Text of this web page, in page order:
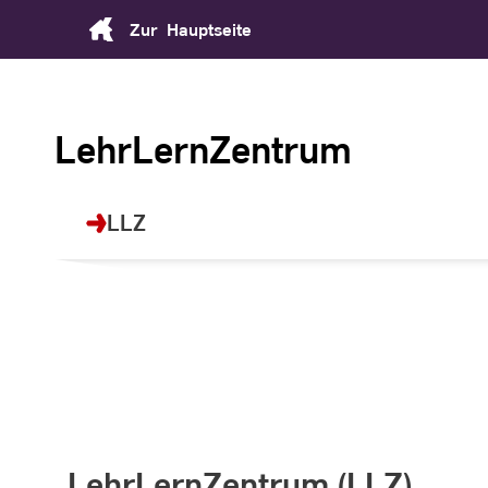
Zur Hauptseite
LehrLernZentrum
LLZ